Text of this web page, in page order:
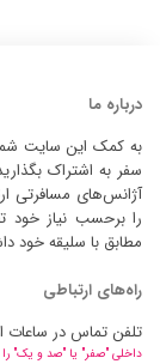
درباره ما
به کمک این سایت
سفر به اشتراک
آژانس‌های مسافرتی
را برحسب نیاز خود
مطابق با سلیقه خود
راه‌های ارتباطی
تلفن تماس در ساعات
داخلی "صفر" یا "صد و یک" را